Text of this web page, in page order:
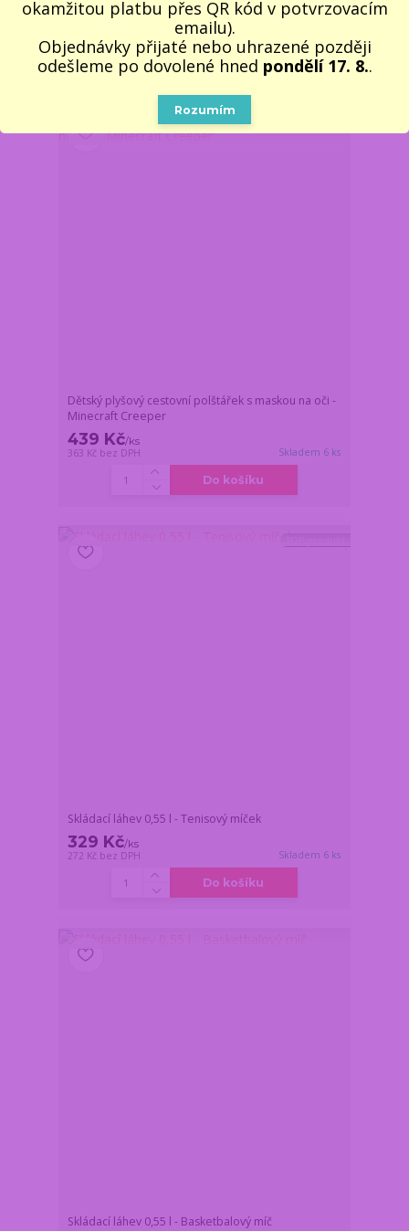
379 Kč
Do košíku
Dětský plyšový cestovní polštářek s maskou na oči -
Minecraft Creeper
439 Kč/ks
363 Kč bez DPH Skladem 6 ks
Do košíku
Skládací láhev 0,55 l - Tenisový míček
329 Kč/ks
272 Kč bez DPH Skladem 6 ks
Do košíku
Skládací láhev 0,55 l - Basketbalový míč
okamžitou platbu přes QR kód v potvrzovacím
emailu).
Objednávky přijaté nebo uhrazené později
odešleme po dovolené hned pondělí 17. 8..
Rozumím